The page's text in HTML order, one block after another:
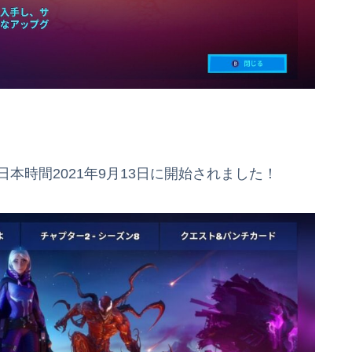
時間2021年9月13日に開始されました！